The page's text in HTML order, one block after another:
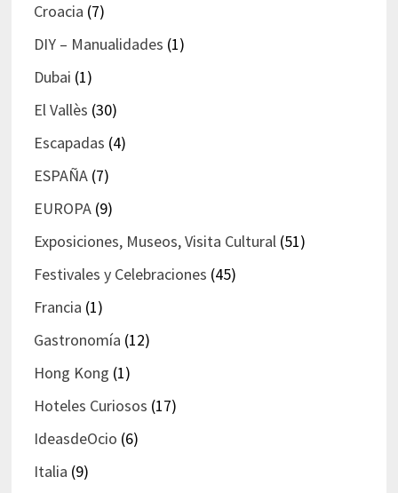
Croacia (7)
DIY – Manualidades (1)
Dubai (1)
El Vallès (30)
Escapadas (4)
ESPAÑA(7)
EUROPA(9)
Exposiciones, Museos, Visita Cultural(51)
Festivales y Celebraciones (45)
Francia (1)
Gastronomía (12)
Hong Kong (1)
Hoteles Curiosos (17)
IdeasdeOcio (6)
Italia (9)